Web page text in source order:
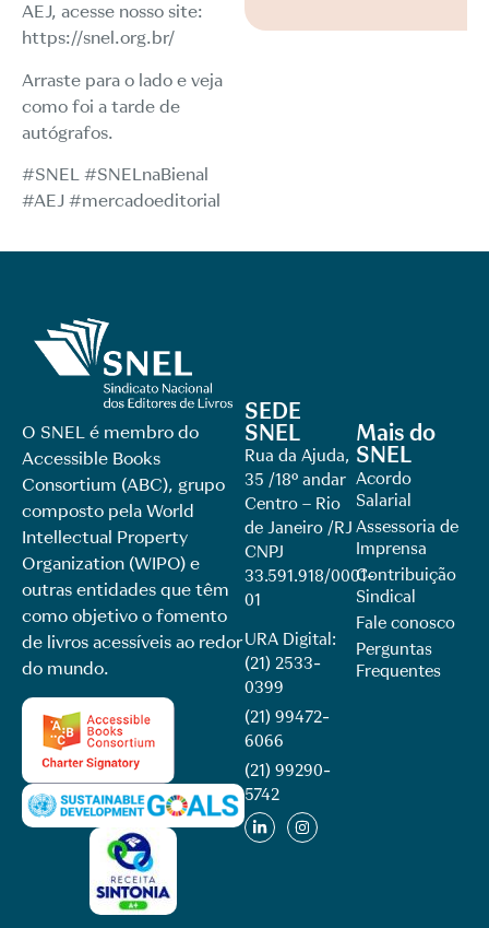
AEJ, acesse nosso site:
https://snel.org.br/
Arraste para o lado e veja
como foi a tarde de
autógrafos.
#SNEL #SNELnaBienal
#AEJ #mercadoeditorial
O SNEL é membro do
Accessible Books
Consortium (ABC), grupo
composto pela World
Intellectual Property
Organization (WIPO) e
outras entidades que têm
como objetivo o fomento
de livros acessíveis ao redor
do mundo.
SEDE
SNEL
Rua da Ajuda,
35 /18º andar
Centro – Rio
de Janeiro /RJ
CNPJ
33.591.918/0001-
01
URA Digital:
(21) 2533-
0399
(21) 99472-
6066
(21) 99290-
5742​
Mais do
SNEL
Acordo
Salarial
Assessoria de
Imprensa
Contribuição
Sindical
Fale conosco
Perguntas
Frequentes